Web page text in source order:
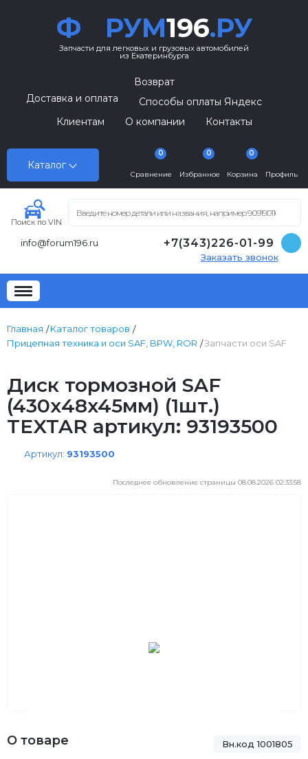
Ф РУМ196.РУ
Запчасти для легковых и грузовых автомобилей
из Екатеринбурга
Каталог
Возврат
Доставка и оплата
Способы оплаты Яндекс
Клиентам
О компании Контакты
Сравнение
0
Избранное
0
Корзина
0
Профиль
Поиск по VIN
info@forum196.ru +7(343)226-01-99
Заказать звонок
Главная
Каталог товаров
Прицепная техника и оси SAF, BPW, ROR
Запчасти оси SAF
Диск тормозной SAF
(430х48x45мм) (1шт.)
TEXTAR артикул: 93193500
Артикул: 93193500
Последнее обновление страницы 08.08.2026 02:33:58
Вн.код 1001805
О товаре